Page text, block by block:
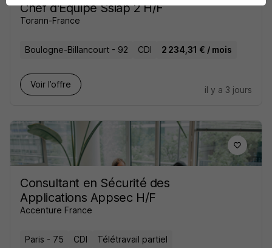
Chef d'Équipe Ssiap 2 H/F
Torann-France
Boulogne-Billancourt - 92 CDI 2 234,31 € / mois
Voir l’offre
il y a 3 jours
Consultant en Sécurité des
Applications Appsec H/F
Accenture France
Paris - 75 CDI Télétravail partiel